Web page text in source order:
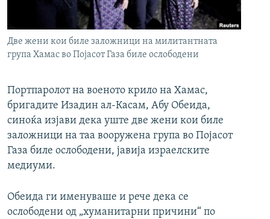
РСЕ веб страници
Две жени кои биле заложници на милитантната
група Хамас во Појасот Газа биле ослободени
Портпаролот на военото крило на Хамас,
бригадите Изадин ал-Касам, Абу Обеида,
синоќа изјави дека уште две жени кои биле
заложници на таа вооружена група во Појасот
Газа биле ослободени, јавија израелските
медиуми.
Обеида ги именуваше и рече дека се
ослободени од „хуманитарни причини“ по